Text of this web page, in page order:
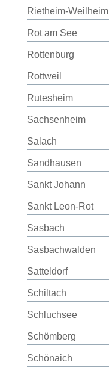
Rietheim-Weilheim
Rot am See
Rottenburg
Rottweil
Rutesheim
Sachsenheim
Salach
Sandhausen
Sankt Johann
Sankt Leon-Rot
Sasbach
Sasbachwalden
Satteldorf
Schiltach
Schluchsee
Schömberg
Schönaich